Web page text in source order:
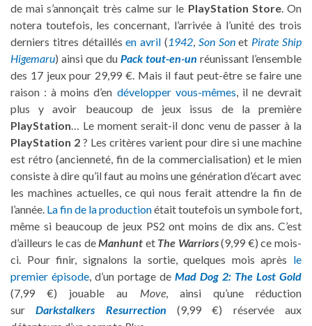
de mai s’annonçait très calme sur le PlayStation Store. On
notera toutefois, les concernant, l’arrivée à l’unité des trois
derniers titres détaillésen avril (1942, Son Son et Pirate Ship
Higemaru) ainsi que du Pack tout-en-un réunissant l’ensemble
des 17 jeux pour 29,99 €. Mais il faut peut-être se faire une
raison : à moins d’en développer vous-mêmes, il ne devrait
plus y avoir beaucoup de jeux issus de la première
PlayStation… Le moment serait-il donc venu de passer à la
PlayStation 2 ? Les critères varient pour dire si une machine
est rétro (ancienneté, fin de la commercialisation) et le mien
consiste à dire qu’il faut au moins une génération d’écart avec
les machines actuelles, ce qui nous ferait attendre la fin de
l’année. La fin de la productionétait toutefois un symbole fort,
même si beaucoup de jeux PS2 ont moins de dix ans. C’est
d’ailleurs le cas deManhunt et The Warriors(9,99 €) ce mois-
ci. Pour finir, signalons la sortie, quelques mois après le
premier épisode, d’un portage de Mad Dog 2: The Lost Gold
(7,99 €) jouable au Move, ainsi qu’une réduction
surDarkstalkers Resurrection (9,99 €) réservée aux